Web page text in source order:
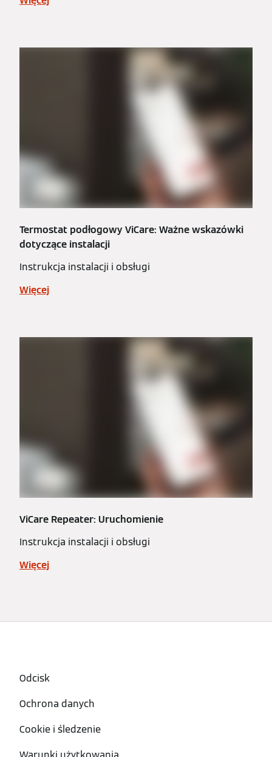
Termostat podłogowy ViCare: Ważne wskazówki
dotyczące instalacji
Instrukcja instalacji i obsługi
Więcej
ViCare Repeater: Uruchomienie
Instrukcja instalacji i obsługi
Więcej
Odcisk
Ochrona danych
Cookie i śledzenie